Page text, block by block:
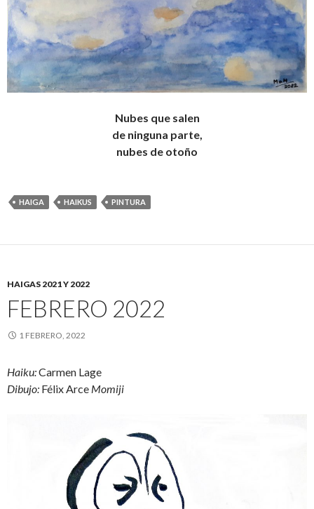
Nubes que salen
de ninguna parte,
nubes de otoño
HAIGA HAIKUS PINTURA
HAIGAS 2021 Y 2022
FEBRERO 2022
1 FEBRERO, 2022
Haiku:Carmen Lage
Dibujo: Félix Arce Momiji